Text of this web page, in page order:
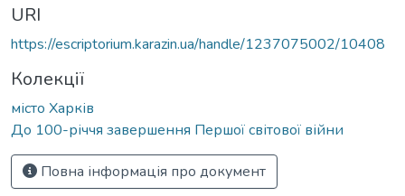
URI
https://escriptorium.karazin.ua/handle/1237075002/10408
Колекції
місто Харків
До 100-річчя завершення Першої світової війни
Повна інформація про документ